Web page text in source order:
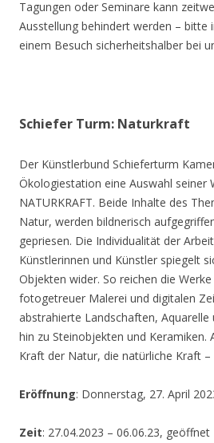
Tagungen oder Seminare kann
Ausstellung behindert werden – bitte
einem Besuch sicherheitshalber bei
Schiefer Turm: Naturkraft
Der Künstlerbund Schieferturm
Ökologiestation eine Auswahl seiner
NATURKRAFT. Beide Inhalte des
Natur, werden bildnerisch
gepriesen. Die Individualität der
Künstlerinnen und Künstler spiegelt
Objekten wider. So reichen die
fotogetreuer Malerei und digitalen
abstrahierte Landschaften, Aquarelle
hin zu Steinobjekten und Keramiken.
Kraft der Natur, die natürliche Kraft –
Eröffnung: Donnerstag, 27. April
Zeit: 27.04.2023 – 06.06.23,